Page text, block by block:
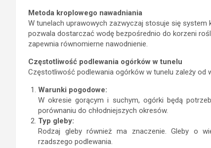
Metoda kroplowego nawadniania
W tunelach uprawowych zazwyczaj stosuje się
pozwala dostarczać wodę bezpośrednio do korzeni
zapewnia równomierne nawodnienie.
Częstotliwość podlewania ogórków w tunelu
Częstotliwość podlewania ogórków w tunelu zależy od
Warunki pogodowe:
W okresie gorącym i suchym, ogórki będą
porównaniu do chłodniejszych okresów.
Typ gleby:
Rodzaj gleby również ma znaczenie. Gleby o
rzadszego podlewania.